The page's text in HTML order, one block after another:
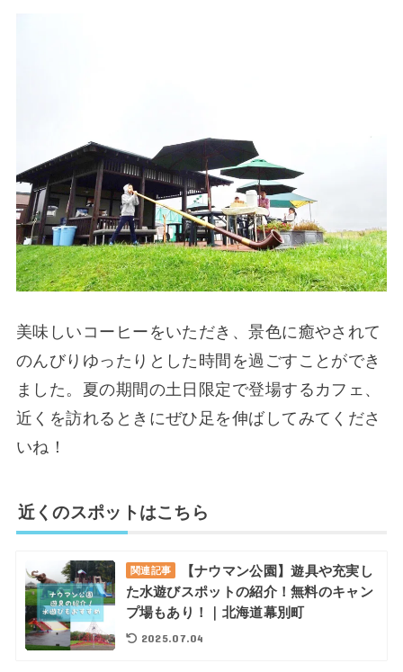
美味しいコーヒーをいただき、景色に癒やされて
のんびりゆったりとした時間を過ごすことができ
ました。夏の期間の土日限定で登場するカフェ、
近くを訪れるときにぜひ足を伸ばしてみてくださ
いね！
近くのスポットはこちら
関連記事
【ナウマン公園】遊具や充実し
た水遊びスポットの紹介！無料のキャン
プ場もあり！｜北海道幕別町
2025.07.04